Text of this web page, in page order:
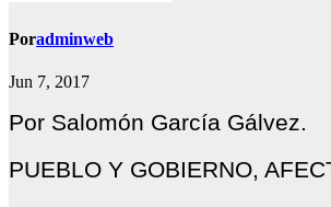
Poradminweb
Jun 7, 2017
Por Salomón García Gálvez.
PUEBLO Y GOBIERNO,